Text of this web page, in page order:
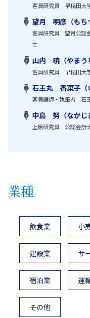
客員研究員 早稲田大
望月 明彦（もち
客員研究員 望月公認
士
山内 暁（やまう
客員研究員 早稲田大
石王丸 香菜子（
客員講師・執筆者 石
中島 努（なかじ
上席研究員 公認会計
業種
飲食業 小
建設業 サ
宿泊業 運
その他